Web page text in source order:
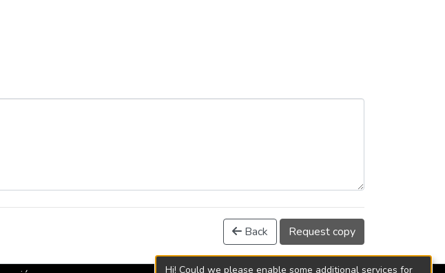
Back Request copy
Hi! Could we please enable some additional services for